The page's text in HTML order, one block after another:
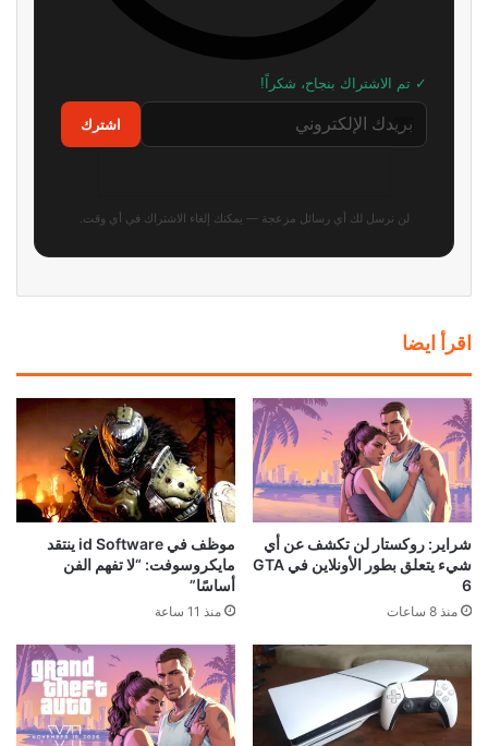
✓ تم الاشتراك بنجاح، شكراً!
اشترك
لن نرسل لك أي رسائل مزعجة — يمكنك إلغاء الاشتراك في أي وقت.
اقرأ ايضا
شراير: روكستار لن تكشف عن أي
شيء يتعلق بطور الأونلاين في GTA
6
منذ 8 ساعات
موظف في id Software ينتقد
مايكروسوفت: “لا تفهم الفن
أساسًا”
منذ 11 ساعة